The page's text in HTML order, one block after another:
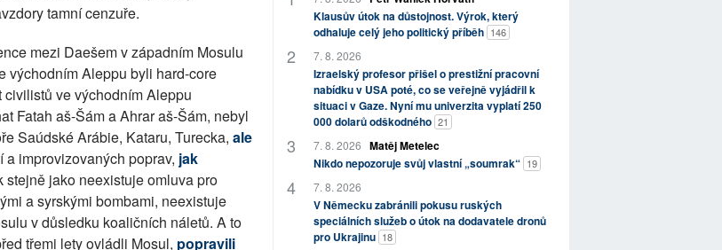
tamní cenzuře.
mezi Daešem v západním Mosulu
východním Aleppu byli hard-core
ve východním Aleppu
Fatah aš-Šám a Ahrar aš-Šám, nebyl
Saúdské Arábie, Kataru, Turecka, ale
improvizovaných poprav, jak
stejně jako neexistuje omluva pro
a syrskými bombami, neexistuje
v důsledku koaličních náletů. A to
třemi lety ovládli Mosul, popravili
Klausův útok na důstojnost. Výrok, který
odhaluje celý jeho politický příběh 146
7. 8. 2026
Izraelský profesor přišel o prestižní pracovní
nabídku v USA poté, co se veřejně vyjádřil k
situaci v Gaze. Nyní mu univerzita vyplatí 250
000 dolarů odškodného 21
7. 8. 2026 Matěj Metelec
Nikdo nepozoruje svůj vlastní „soumrak“ 19
7. 8. 2026
V Německu zabránili pokusu ruských
speciálních služeb o útok na dodavatele dronů
pro Ukrajinu 18